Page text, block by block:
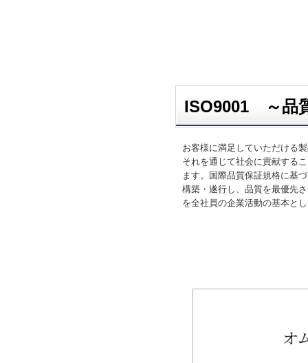
ISO9001 ～品
お客様に満足していただける
それを通じて社会に貢献する
ます。国際品質保証規格に基
構築・遂行し、品質を最優先
を全社員の企業活動の基本と